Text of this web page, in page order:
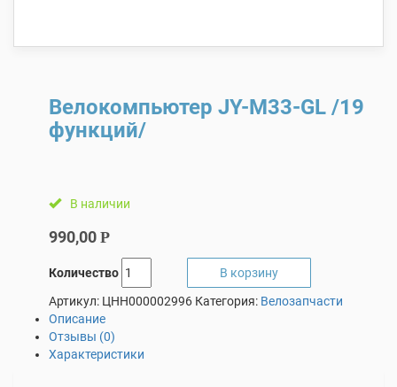
Велокомпьютер JY-M33-GL /19
функций/
В наличии
990,00 Р
Количество
В корзину
Артикул: ЦНН000002996 Категория: Велозапчасти
Описание
Отзывы (0)
Характеристики